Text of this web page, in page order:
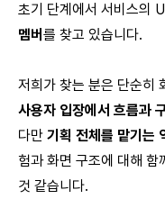
초기 단계에서 서비스의
멤버 를 찾고 있습니다.
저희가 찾는 분은 단순히
사용자 입장에서 흐름과
다만 기획 전체를 맡기는
험과 화면 구조에 대해 함
것 같습니다.